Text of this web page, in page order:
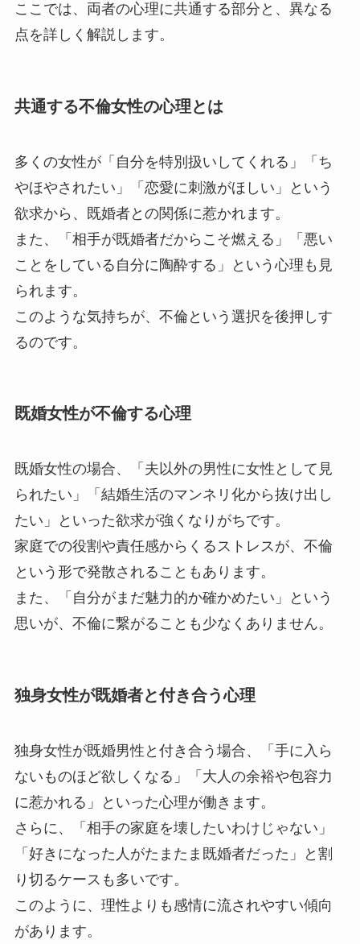
ここでは、両者の心理に共通する部分と、異なる
点を詳しく解説します。
共通する不倫女性の心理とは
多くの女性が「自分を特別扱いしてくれる」「ち
やほやされたい」「恋愛に刺激がほしい」という
欲求から、既婚者との関係に惹かれます。
また、「相手が既婚者だからこそ燃える」「悪い
ことをしている自分に陶酔する」という心理も見
られます。
このような気持ちが、不倫という選択を後押しす
るのです。
既婚女性が不倫する心理
既婚女性の場合、「夫以外の男性に女性として見
られたい」「結婚生活のマンネリ化から抜け出し
たい」といった欲求が強くなりがちです。
家庭での役割や責任感からくるストレスが、不倫
という形で発散されることもあります。
また、「自分がまだ魅力的か確かめたい」という
思いが、不倫に繋がることも少なくありません。
独身女性が既婚者と付き合う心理
独身女性が既婚男性と付き合う場合、「手に入ら
ないものほど欲しくなる」「大人の余裕や包容力
に惹かれる」といった心理が働きます。
さらに、「相手の家庭を壊したいわけじゃない」
「好きになった人がたまたま既婚者だった」と割
り切るケースも多いです。
このように、理性よりも感情に流されやすい傾向
があります。